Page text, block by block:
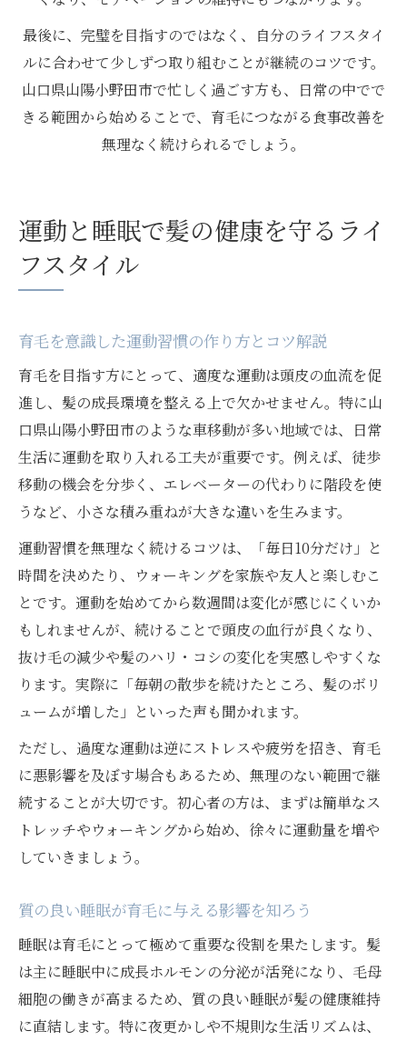
最後に、完璧を目指すのではなく、自分のライフスタイ
ルに合わせて少しずつ取り組むことが継続のコツです。
山口県山陽小野田市で忙しく過ごす方も、日常の中でで
きる範囲から始めることで、育毛につながる食事改善を
無理なく続けられるでしょう。
運動と睡眠で髪の健康を守るライ
フスタイル
育毛を意識した運動習慣の作り方とコツ解説
育毛を目指す方にとって、適度な運動は頭皮の血流を促
進し、髪の成長環境を整える上で欠かせません。特に山
口県山陽小野田市のような車移動が多い地域では、日常
生活に運動を取り入れる工夫が重要です。例えば、徒歩
移動の機会を分歩く、エレベーターの代わりに階段を使
うなど、小さな積み重ねが大きな違いを生みます。
運動習慣を無理なく続けるコツは、「毎日10分だけ」と
時間を決めたり、ウォーキングを家族や友人と楽しむこ
とです。運動を始めてから数週間は変化が感じにくいか
もしれませんが、続けることで頭皮の血行が良くなり、
抜け毛の減少や髪のハリ・コシの変化を実感しやすくな
ります。実際に「毎朝の散歩を続けたところ、髪のボリ
ュームが増した」といった声も聞かれます。
ただし、過度な運動は逆にストレスや疲労を招き、育毛
に悪影響を及ぼす場合もあるため、無理のない範囲で継
続することが大切です。初心者の方は、まずは簡単なス
トレッチやウォーキングから始め、徐々に運動量を増や
していきましょう。
質の良い睡眠が育毛に与える影響を知ろう
睡眠は育毛にとって極めて重要な役割を果たします。髪
は主に睡眠中に成長ホルモンの分泌が活発になり、毛母
細胞の働きが高まるため、質の良い睡眠が髪の健康維持
に直結します。特に夜更かしや不規則な生活リズムは、